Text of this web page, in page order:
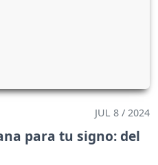
JUL 8 / 2024
para tu signo: del